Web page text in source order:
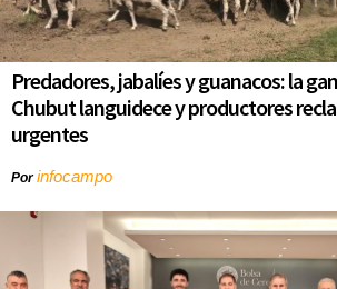
Predadores, jabalíes y guanacos: la
Chubut languidece y productores
urgentes
Porinfocampo